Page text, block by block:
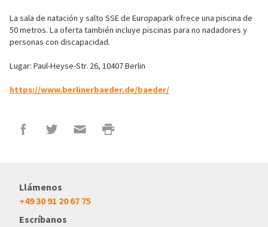
La sala de natación y salto SSE de Europapark ofrece una piscina de
50 metros. La oferta también incluye piscinas para no nadadores y
personas con discapacidad.
Lugar: Paul-Heyse-Str. 26, 10407 Berlin
https://www.berlinerbaeder.de/baeder/
Llámenos
+49 30 91 20 67 75
Escríbanos